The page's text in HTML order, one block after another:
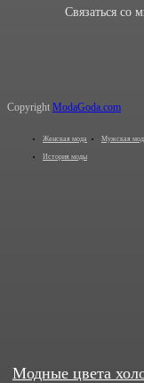
Модные цвета
Связаться со
Copyright ModaGoda.com
Женская мода Мужская
История моды